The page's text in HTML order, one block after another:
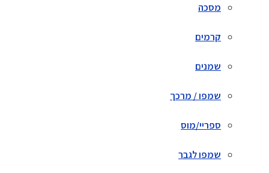
מסכה
קרמים
שמנים
שמפו / מרכך
ספריי/מוס
שמפו לגבר